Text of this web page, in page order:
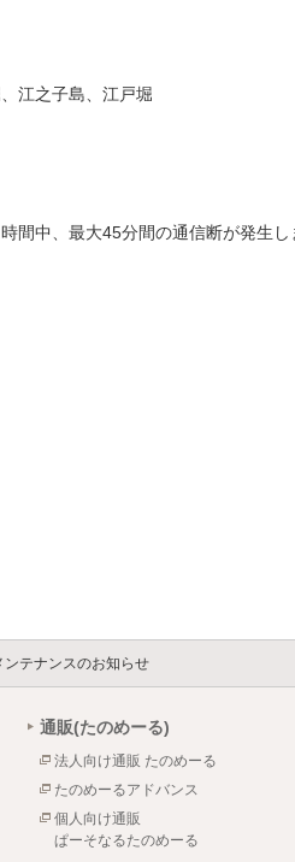
江之子島、江戸堀
、最大45分間の通信断が発生し
ンテナンスのお知らせ
通販(たのめーる)
法人向け通販 たのめーる
たのめーるアドバンス
個人向け通販
ぱーそなるたのめーる